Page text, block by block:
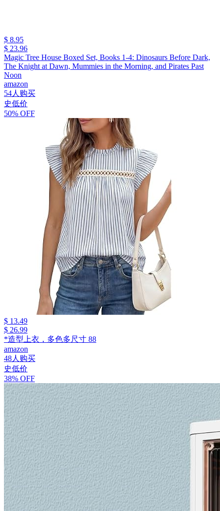
$ 8.95
$ 23.96
Magic Tree House Boxed Set, Books 1-4: Dinosaurs Before Dark,
The Knight at Dawn, Mummies in the Morning, and Pirates Past
Noon
amazon
54人购买
史低价
50% OFF
$ 13.49
$ 26.99
*造型上衣，多色多尺寸 88
amazon
48人购买
史低价
38% OFF